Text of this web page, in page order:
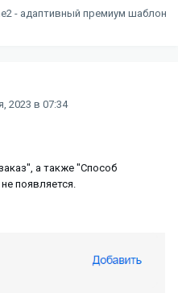
- адаптивный премиум шаблон
2023 в 07:34
а также "Способ
появляется.